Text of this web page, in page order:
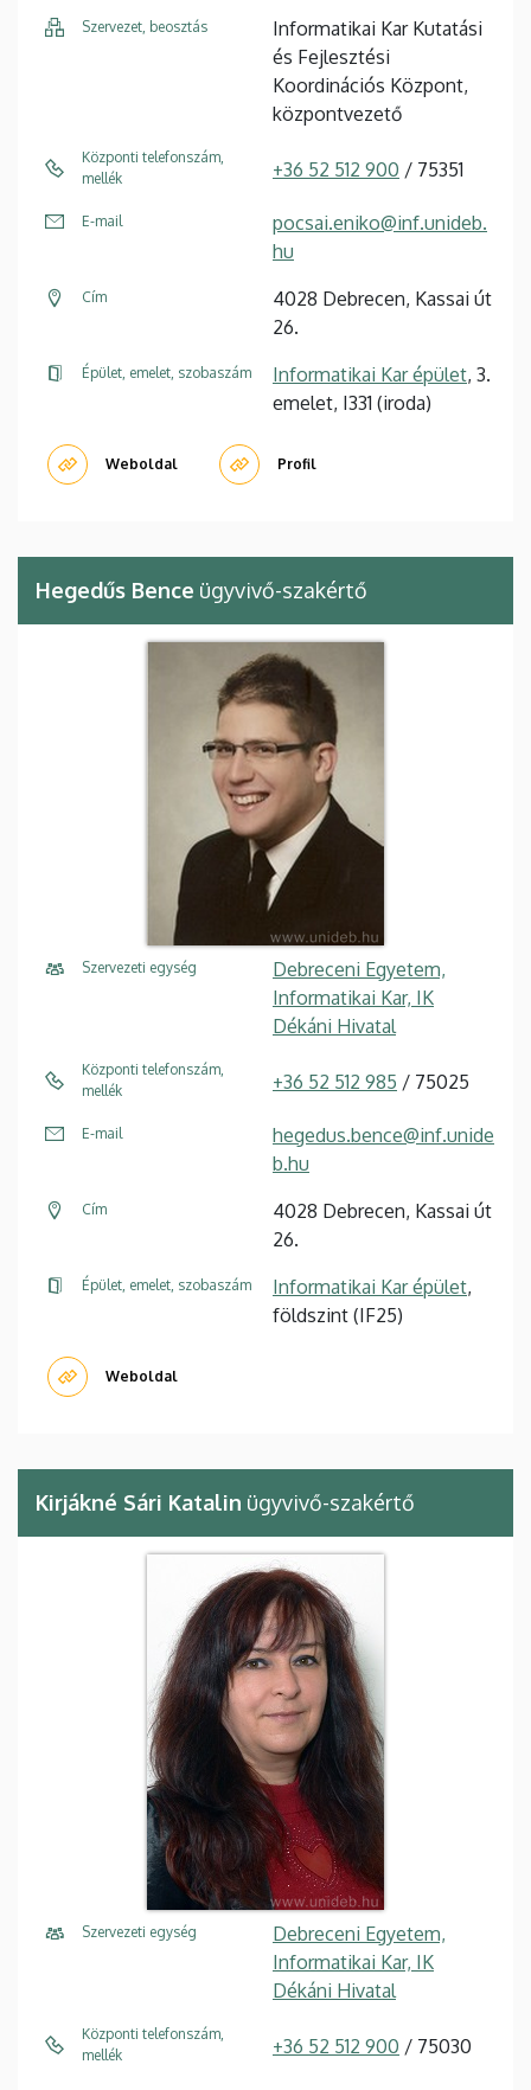
Szervezet, beosztás
Informatikai Kar Kutatási
és Fejlesztési
Koordinációs Központ,
központvezető
Központi telefonszám,
mellék
+36 52 512 900 / 75351
E-mail
pocsai.eniko@inf.unideb.
hu
Cím
4028 Debrecen, Kassai út
26.
Épület, emelet, szobaszám Informatikai Kar épület, 3.
emelet, I331 (iroda)
Weboldal Profil
Hegedűs Bence ügyvivő-szakértő
Szervezeti egység
Debreceni Egyetem,
Informatikai Kar, IK
Dékáni Hivatal
Központi telefonszám,
mellék
+36 52 512 985 / 75025
E-mail
hegedus.bence@inf.unide
b.hu
Cím
4028 Debrecen, Kassai út
26.
Épület, emelet, szobaszám Informatikai Kar épület,
földszint (IF25)
Weboldal
Kirjákné Sári Katalin ügyvivő-szakértő
Szervezeti egység
Debreceni Egyetem,
Informatikai Kar, IK
Dékáni Hivatal
Központi telefonszám,
mellék
+36 52 512 900 / 75030